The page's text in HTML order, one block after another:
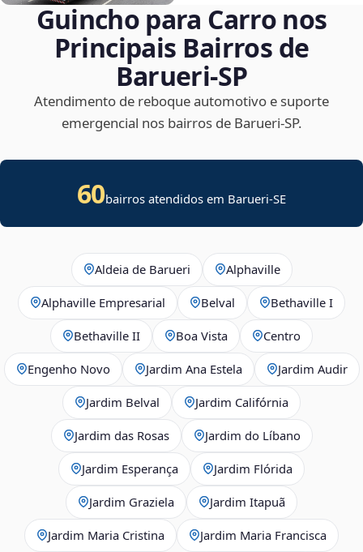
Guincho para Carro nos
Principais Bairros de
Barueri‑SP
Atendimento de reboque automotivo e suporte
emergencial nos bairros de Barueri‑SP.
60bairros atendidos em Barueri-SE
Aldeia de Barueri Alphaville
Alphaville Empresarial Belval Bethaville I
Bethaville II Boa Vista Centro
Engenho Novo Jardim Ana Estela Jardim Audir
Jardim Belval Jardim Califórnia
Jardim das Rosas Jardim do Líbano
Jardim Esperança Jardim Flórida
Jardim Graziela Jardim Itapuã
Jardim Maria Cristina Jardim Maria Francisca